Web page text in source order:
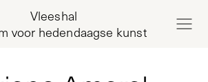
Vleeshal
voor hedendaagse kunst